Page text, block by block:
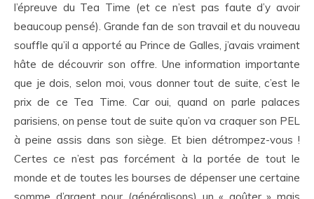
l’épreuve du Tea Time (et ce n’est pas faute d’y avoir
beaucoup pensé). Grande fan de son travail et du nouveau
souffle qu’il a apporté au Prince de Galles, j’avais vraiment
hâte de découvrir son offre. Une information importante
que je dois, selon moi, vous donner tout de suite, c’est le
prix de ce Tea Time. Car oui, quand on parle palaces
parisiens, on pense tout de suite qu’on va craquer son PEL
à peine assis dans son siège. Et bien détrompez-vous !
Certes ce n’est pas forcément à la portée de tout le
monde et de toutes les bourses de dépenser une certaine